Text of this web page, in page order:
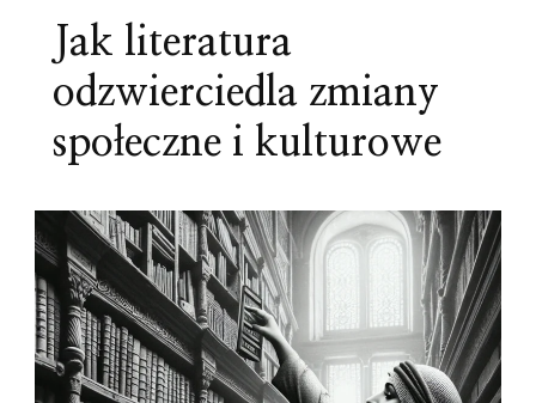
Jak literatura
odzwierciedla zmiany
społeczne i kulturowe